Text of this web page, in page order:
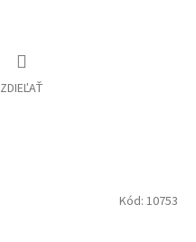
ZDIEĽAŤ
Kód: 10753